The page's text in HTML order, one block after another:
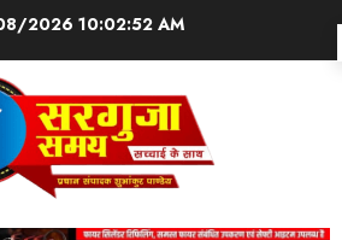
2026 10:02:52 AM